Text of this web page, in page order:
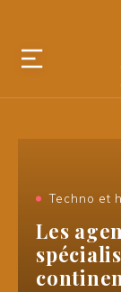
Techno et
Les